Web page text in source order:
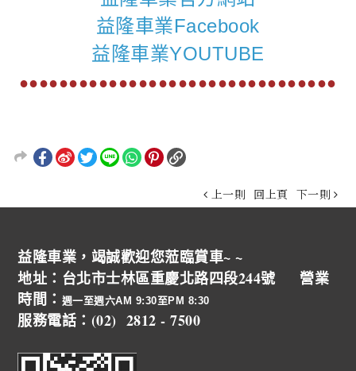
益隆車業Facebook
益隆車業YOUTUBE
●●●●●●●●●●●●●●●●●●●●●●●●●●●●●●●●
上一則 回上頁 下一則
益隆車業，竭誠歡迎您蒞臨賞車~ ~
地址：台北市士林區重慶北路四段244號 營業
時間： 週一至週六AM 9:30至PM 8:30
服務電話：(02) 2812 - 7500